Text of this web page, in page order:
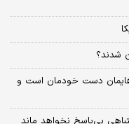
شدند؟
دست خودمان است و